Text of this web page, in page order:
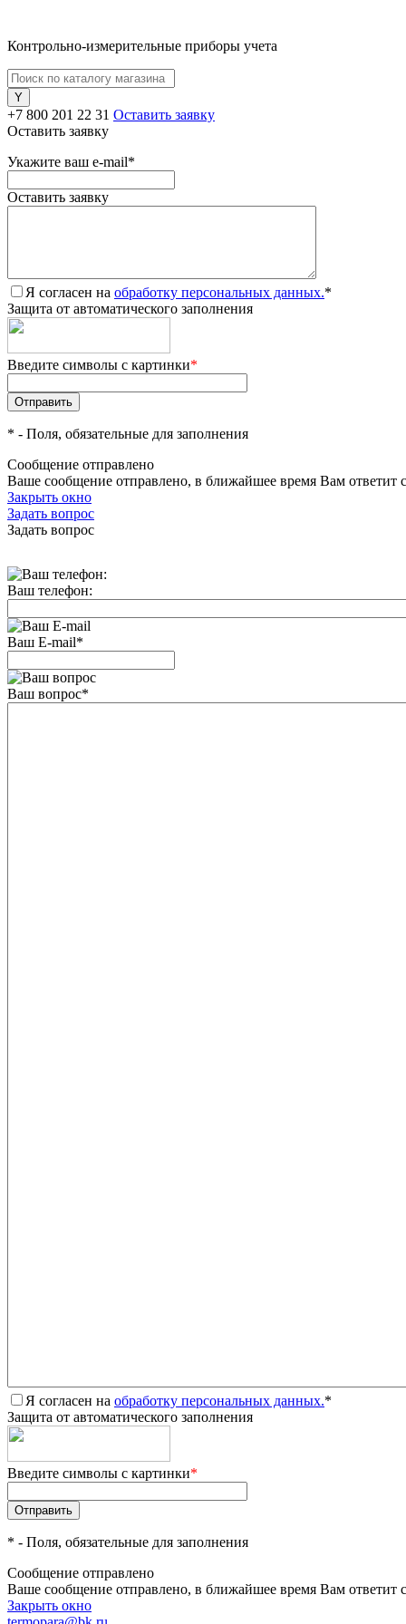
Контрольно-измерительные приборы учета
+7 800 201 22 31 Оставить заявку
Оставить заявку
Укажите ваш e-mail*
Оставить заявку
Я согласен на обработку персональных данных.*
Защита от автоматического заполнения
Введите символы с картинки*
* - Поля, обязательные для заполнения
Сообщение отправлено
Ваше сообщение отправлено, в ближайшее время Вам ответит
Закрыть окно
Задать вопрос
Задать вопрос
Ваш телефон:
Ваш E-mail*
Ваш вопрос*
Я согласен на обработку персональных данных.*
Защита от автоматического заполнения
Введите символы с картинки*
* - Поля, обязательные для заполнения
Сообщение отправлено
Ваше сообщение отправлено, в ближайшее время Вам ответит
Закрыть окно